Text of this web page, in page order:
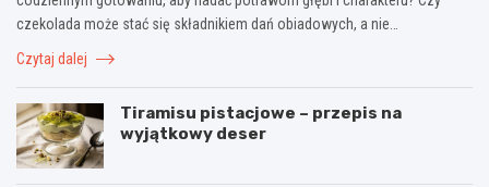
czekolada może stać się składnikiem dań obiadowych, a nie…
Czytaj dalej
Tiramisu pistacjowe – przepis na
wyjątkowy deser